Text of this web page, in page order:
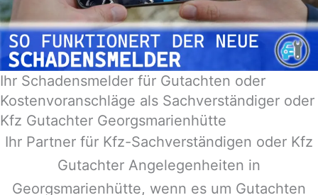
Ihr Schadensmelder für Gutachten oder
Kostenvoranschläge als Sachverständiger oder
Kfz Gutachter Georgsmarienhütte
Ihr Partner für Kfz-Sachverständigen oder Kfz
Gutachter Angelegenheiten in
Georgsmarienhütte, wenn es um Gutachten